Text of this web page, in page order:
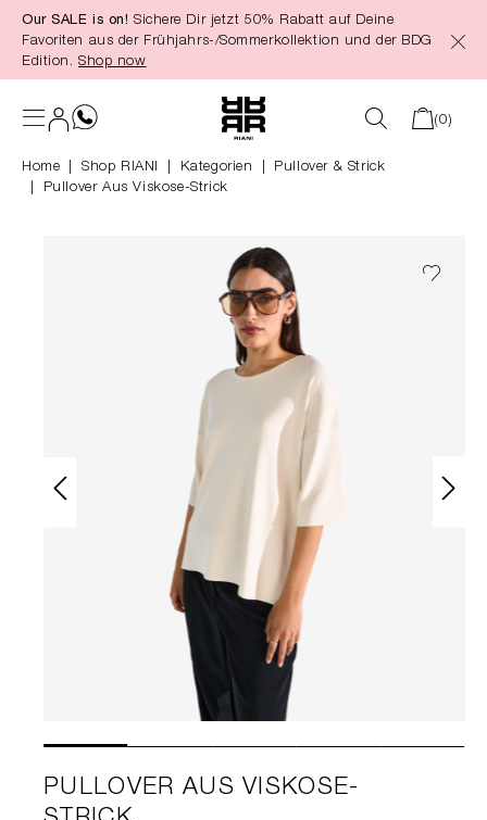
springen
Our SALE is on! Sichere Dir jetzt 50% Rabatt auf Deine
Favoriten aus der Frühjahrs-/Sommerkollektion und der BDG
Edition. Shop now
(0)
Home Shop RIANI Kategorien
Pullover & Strick
Pullover Aus Viskose-Strick
PULLOVER AUS VISKOSE-